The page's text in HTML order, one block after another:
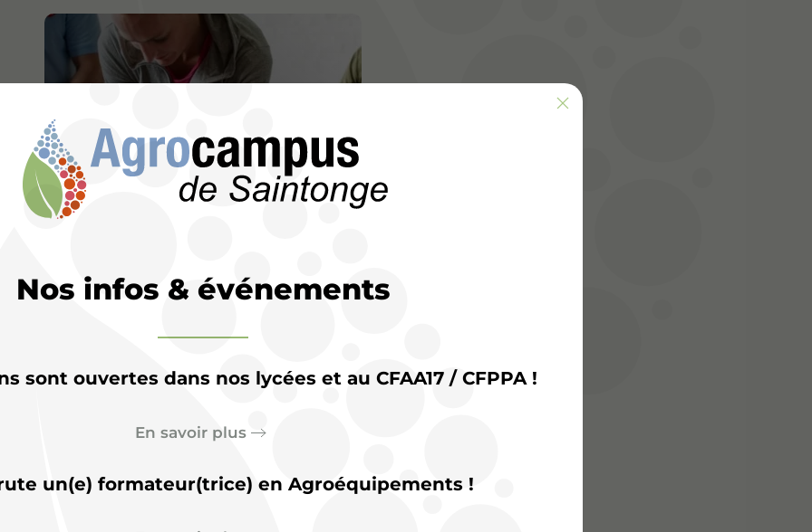
Secourisme
Nos infos & événements
sont ouvertes dans nos lycées et au CFAA17 / CFPPA !
En savoir plus
un(e) formateur(trice) en Agroéquipements !